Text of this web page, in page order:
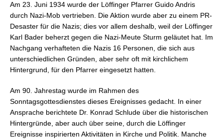
Am 23. Juni 1934 wurde der Löffinger Pfarrer Guido Andris
durch Nazi-Mob vertrieben. Die Aktion wurde aber zu einem PR-
Desaster für die Nazis; dies vor allem deshalb, weil der Löffinger
Karl Bader beherzt gegen die Nazi-Meute Sturm geläutet hat. Im
Nachgang verhafteten die Nazis 16 Personen, die sich aus
unterschiedlichen Gründen, aber sehr oft mit kirchlichem
Hintergrund, für den Pfarrer eingesetzt hatten.
Am 90. Jahrestag wurde im Rahmen des
Sonntagsgottesdienstes dieses Ereignisses gedacht. In einer
Ansprache berichtete Dr. Konrad Schlude über die historischen
Hintergründe, aber auch über seine, durch die Löffinger
Ereignisse inspirierten Aktivitäten in Kirche und Politik. Manche